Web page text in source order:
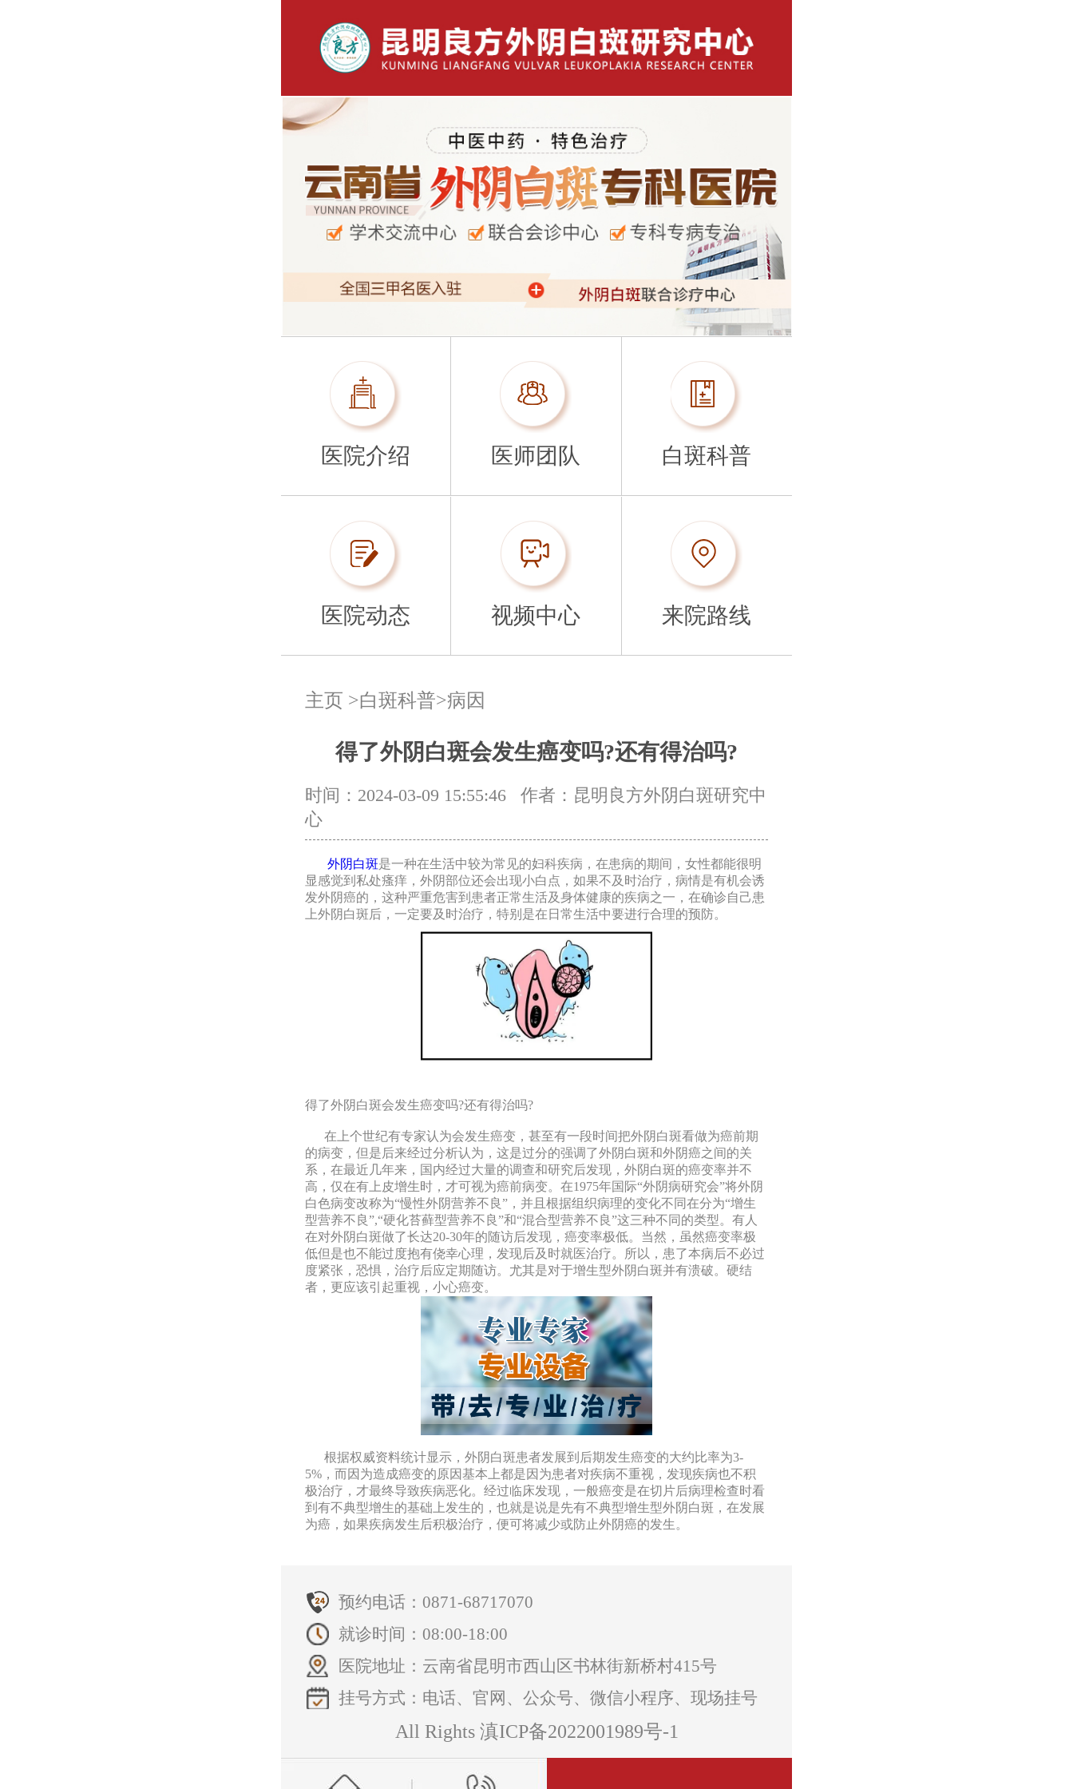
医院介绍 医师团队 白斑科普
医院动态 视频中心 来院路线
主页 >白斑科普>病因
得了外阴白斑会发生癌变吗?还有得治吗?
时间：2024-03-09 15:55:46
作者：昆明良方外阴白斑研究中
心
外阴白斑是一种在生活中较为常见的妇科疾病，在患病的期间，女性都能很明
显感觉到私处瘙痒，外阴部位还会出现小白点，如果不及时治疗，病情是有机会诱
发外阴癌的，这种严重危害到患者正常生活及身体健康的疾病之一，在确诊自己患
上外阴白斑后，一定要及时治疗，特别是在日常生活中要进行合理的预防。
得了外阴白斑会发生癌变吗?还有得治吗?
在上个世纪有专家认为会发生癌变，甚至有一段时间把外阴白斑看做为癌前期
的病变，但是后来经过分析认为，这是过分的强调了外阴白斑和外阴癌之间的关
系，在最近几年来，国内经过大量的调查和研究后发现，外阴白斑的癌变率并不
高，仅在有上皮增生时，才可视为癌前病变。在1975年国际“外阴病研究会”将外阴
白色病变改称为“慢性外阴营养不良”，并且根据组织病理的变化不同在分为“增生
型营养不良”,“硬化苔藓型营养不良”和“混合型营养不良”这三种不同的类型。有人
在对外阴白斑做了长达20-30年的随访后发现，癌变率极低。当然，虽然癌变率极
低但是也不能过度抱有侥幸心理，发现后及时就医治疗。所以，患了本病后不必过
度紧张，恐惧，治疗后应定期随访。尤其是对于增生型外阴白斑并有溃破。硬结
者，更应该引起重视，小心癌变。
根据权威资料统计显示，外阴白斑患者发展到后期发生癌变的大约比率为3-
5%，而因为造成癌变的原因基本上都是因为患者对疾病不重视，发现疾病也不积
极治疗，才最终导致疾病恶化。经过临床发现，一般癌变是在切片后病理检查时看
到有不典型增生的基础上发生的，也就是说是先有不典型增生型外阴白斑，在发展
为癌，如果疾病发生后积极治疗，便可将减少或防止外阴癌的发生。
预约电话： 0871-68717070
就诊时间：08:00-18:00
医院地址：云南省昆明市西山区书林街新桥村415号
挂号方式：电话、官网、公众号、微信小程序、现场挂号
All Rights 滇ICP备2022001989号-1